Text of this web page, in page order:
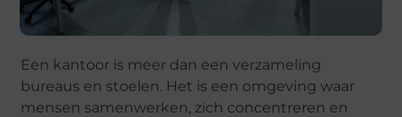
Een kantoor is meer dan een verzameling
bureaus en stoelen. Het is een omgeving waar
mensen samenwerken, zich concentreren en